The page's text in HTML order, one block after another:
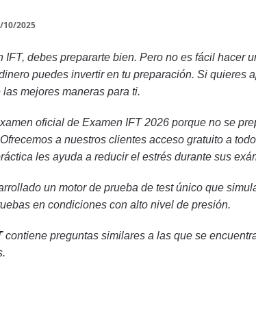
10/2025
debes prepararte bien. Pero no es fácil hacer
puedes invertir en tu preparación. Si quieres
mejores maneras para ti.
oficial de Examen IFT 2026 porque no se
a nuestros clientes acceso gratuito a
les ayuda a reducir el estrés durante sus
un motor de prueba de test único que
en condiciones con alto nivel de presión.
contiene preguntas similares a las que se